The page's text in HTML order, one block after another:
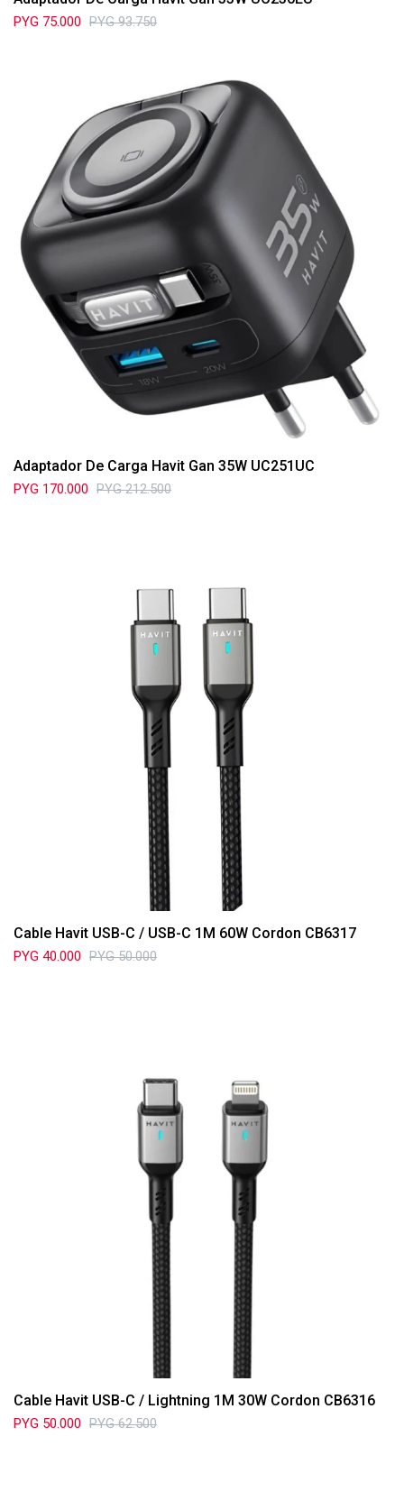
PYG 75.000 PYG 93.750
Adaptador De Carga Havit Gan 35W UC251UC
PYG 170.000 PYG 212.500
Cable Havit USB-C / USB-C 1M 60W Cordon CB6317
PYG 40.000 PYG 50.000
Cable Havit USB-C / Lightning 1M 30W Cordon CB6316
PYG 50.000 PYG 62.500